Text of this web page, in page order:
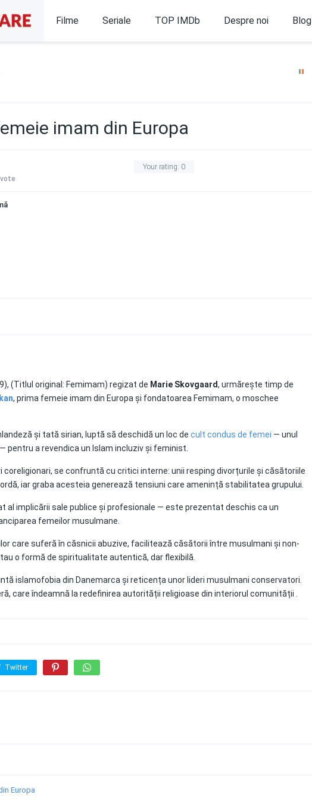
Filme Seriale TOP IMDb Despre noi Blog
imam din Europa
Your rating: 0
vote
(Titlul original: Femimam) regizat de Marie Skovgaard, urmărește timp de
, prima femeie imam din Europa și fondatoarea Femimam, o moschee
și tată sirian, luptă să deschidă un loc de cult condus de femei — unul
pentru a revendica un Islam incluziv și feminist.
coreligionari, se confruntă cu critici interne: unii resping divorțurile și căsătoriile
iar graba acesteia generează tensiuni care amenință stabilitatea grupului.
al implicării sale publice și profesionale — este prezentat deschis ca un
femeilor musulmane
care suferă în căsnicii abuzive, facilitează căsătorii între musulmani și non-
o formă de spiritualitate autentică, dar flexibilă.
islamofobia din Danemarca și reticența unor lideri musulmani conservatori.
care îndeamnă la redefinirea autorității religioase din interiorul comunității
Twitter
Europa